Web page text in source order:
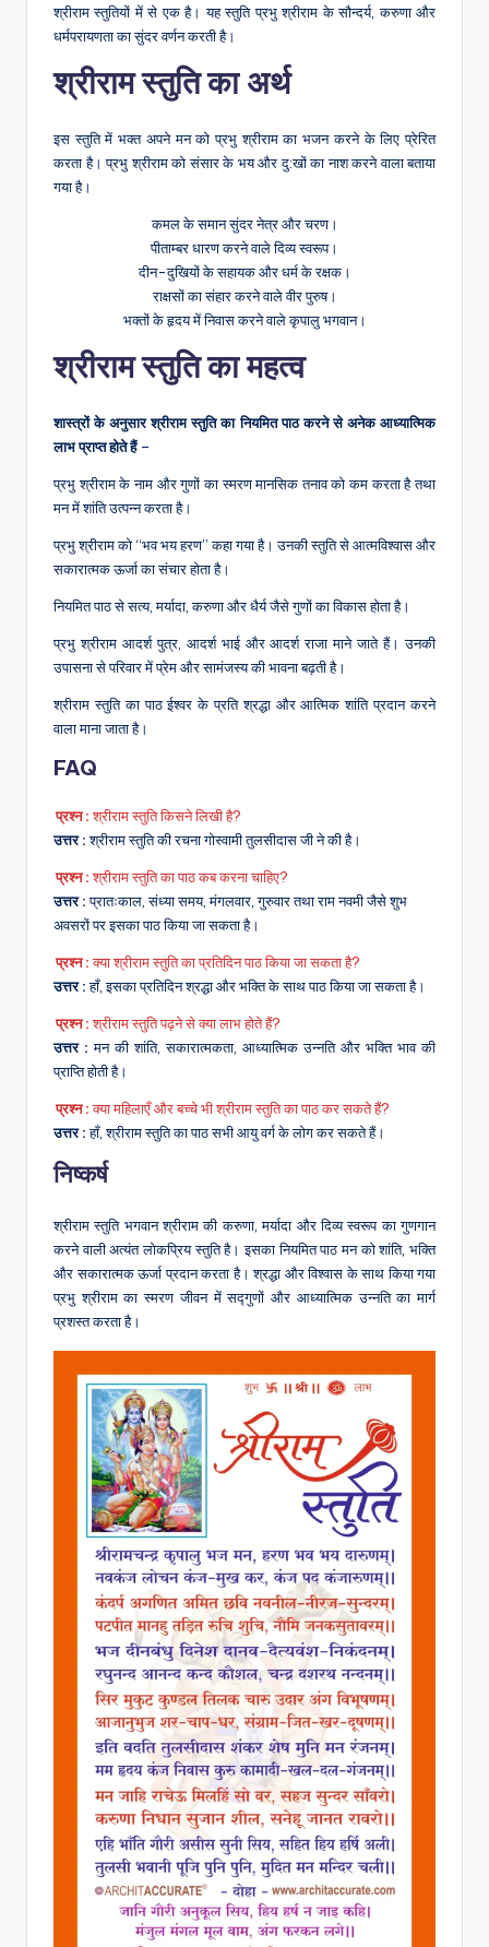
श्रीराम स्तुतियों में से एक है। यह स्तुति प्रभु श्रीराम के सौन्दर्य, करुणा और
धर्मपरायणता का सुंदर वर्णन करती है।
श्रीराम स्तुति का अर्थ
इस स्तुति में भक्त अपने मन को प्रभु श्रीराम का भजन करने के लिए प्रेरित
करता है। प्रभु श्रीराम को संसार के भय और दु:खों का नाश करने वाला बताया
गया है।
कमल के समान सुंदर नेत्र और चरण।
पीताम्बर धारण करने वाले दिव्य स्वरूप।
दीन-दुखियों के सहायक और धर्म के रक्षक।
राक्षसों का संहार करने वाले वीर पुरुष।
भक्तों के हृदय में निवास करने वाले कृपालु भगवान।
श्रीराम स्तुति का महत्व
शास्त्रों के अनुसार श्रीराम स्तुति का नियमित पाठ करने से अनेक आध्यात्मिक
लाभ प्राप्त होते हैं–
प्रभु श्रीराम के नाम और गुणों का स्मरण मानसिक तनाव को कम करता है तथा
मन में शांति उत्पन्न करता है।
प्रभु श्रीराम को ‘‘भव भय हरण’’ कहा गया है। उनकी स्तुति से आत्मविश्वास और
सकारात्मक ऊर्जा का संचार होता है।
नियमित पाठ से सत्य, मर्यादा, करुणा और धैर्य जैसे गुणों का विकास होता है।
प्रभु श्रीराम आदर्श पुत्र, आदर्श भाई और आदर्श राजा माने जाते हैं। उनकी
उपासना से परिवार में प्रेम और सामंजस्य की भावना बढ़ती है।
श्रीराम स्तुति का पाठ ईश्वर के प्रति श्रद्धा और आत्मिक शांति प्रदान करने
वाला माना जाता है।
FAQ
प्रश्न :श्रीराम स्तुति किसने लिखी है?
उत्तर :श्रीराम स्तुति की रचना गोस्वामी तुलसीदास जी ने की है।
प्रश्न :श्रीराम स्तुति का पाठ कब करना चाहिए?
उत्तर :प्रातःकाल, संध्या समय, मंगलवार, गुरुवार तथा राम नवमी जैसे शुभ
अवसरों पर इसका पाठ किया जा सकता है।
प्रश्न :क्या श्रीराम स्तुति का प्रतिदिन पाठ किया जा सकता है?
उत्तर :हाँ, इसका प्रतिदिन श्रद्धा और भक्ति के साथ पाठ किया जा सकता है।
प्रश्न :श्रीराम स्तुति पढ़ने से क्या लाभ होते हैं?
उत्तर :मन की शांति, सकारात्मकता, आध्यात्मिक उन्नति और भक्ति भाव की
प्राप्ति होती है।
प्रश्न :क्या महिलाएँ और बच्चे भी श्रीराम स्तुति का पाठ कर सकते हैं?
उत्तर :हाँ, श्रीराम स्तुति का पाठ सभी आयु वर्ग के लोग कर सकते हैं।
निष्कर्ष
श्रीराम स्तुति भगवान श्रीराम की करुणा, मर्यादा और दिव्य स्वरूप का गुणगान
करने वाली अत्यंत लोकप्रिय स्तुति है। इसका नियमित पाठ मन को शांति, भक्ति
और सकारात्मक ऊर्जा प्रदान करता है। श्रद्धा और विश्वास के साथ किया गया
प्रभु श्रीराम का स्मरण जीवन में सद्गुणों और आध्यात्मिक उन्नति का मार्ग
प्रशस्त करता है।